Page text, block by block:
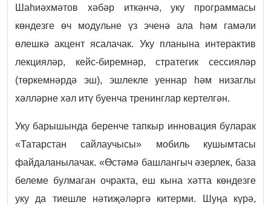
Шаһиәхмәтов хәбәр иткәнчә, уку программасы
көндезге өч модульне үз эченә ала һәм гамәли
өлешкә акцент ясалачак. Уку планына интерактив
лекцияләр, кейс-биремнәр, стратегик сессияләр
(төркемнәрдә эш), эшлекле уеннар һәм низаглы
хәлләрне хәл итү буенча тренинглар кертелгән.
Уку барышында беренче тапкыр инновация буларак
«Татарстан сайлаучысы» мобиль кушымтасы
файдаланылачак. «Өстәмә башлангыч әзерлек, база
белеме булмаган очракта, еш кына хәтта көндезге
уку да тиешле нәтиҗәләргә китерми. Шуңа күрә,